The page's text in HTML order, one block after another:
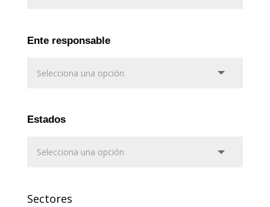
Ente responsable
Estados
Sectores